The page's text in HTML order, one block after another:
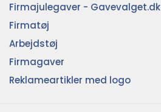
Firmajulegaver - Gavevalget.dk
Firmatøj
Arbejdstøj
Firmagaver
Reklameartikler med logo